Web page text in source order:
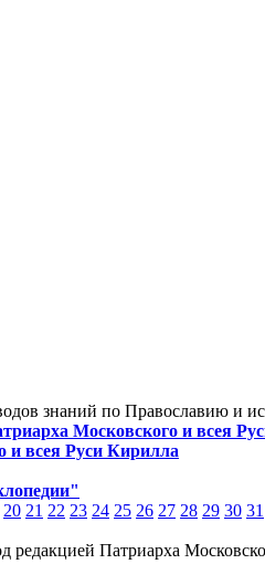
знаний по Православию и
Московского и всея
и всея Руси Кирилла
20 21 22 23 24 25 26 27 28 29 30 31
Патриарха